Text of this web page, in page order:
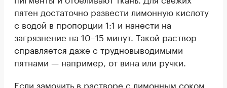
пятен достаточно развести лимонную кислоту
с водой в пропорции 1:1 и нанести на
загрязнение на 10–15 минут. Такой раствор
справляется даже с трудновыводимыми
пятнами — например, от вина или ручки.
Если замочить в растворе с лимонным соком